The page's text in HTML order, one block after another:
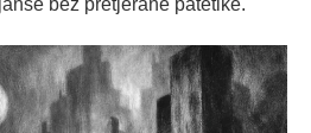
bez pretjerane patetike.